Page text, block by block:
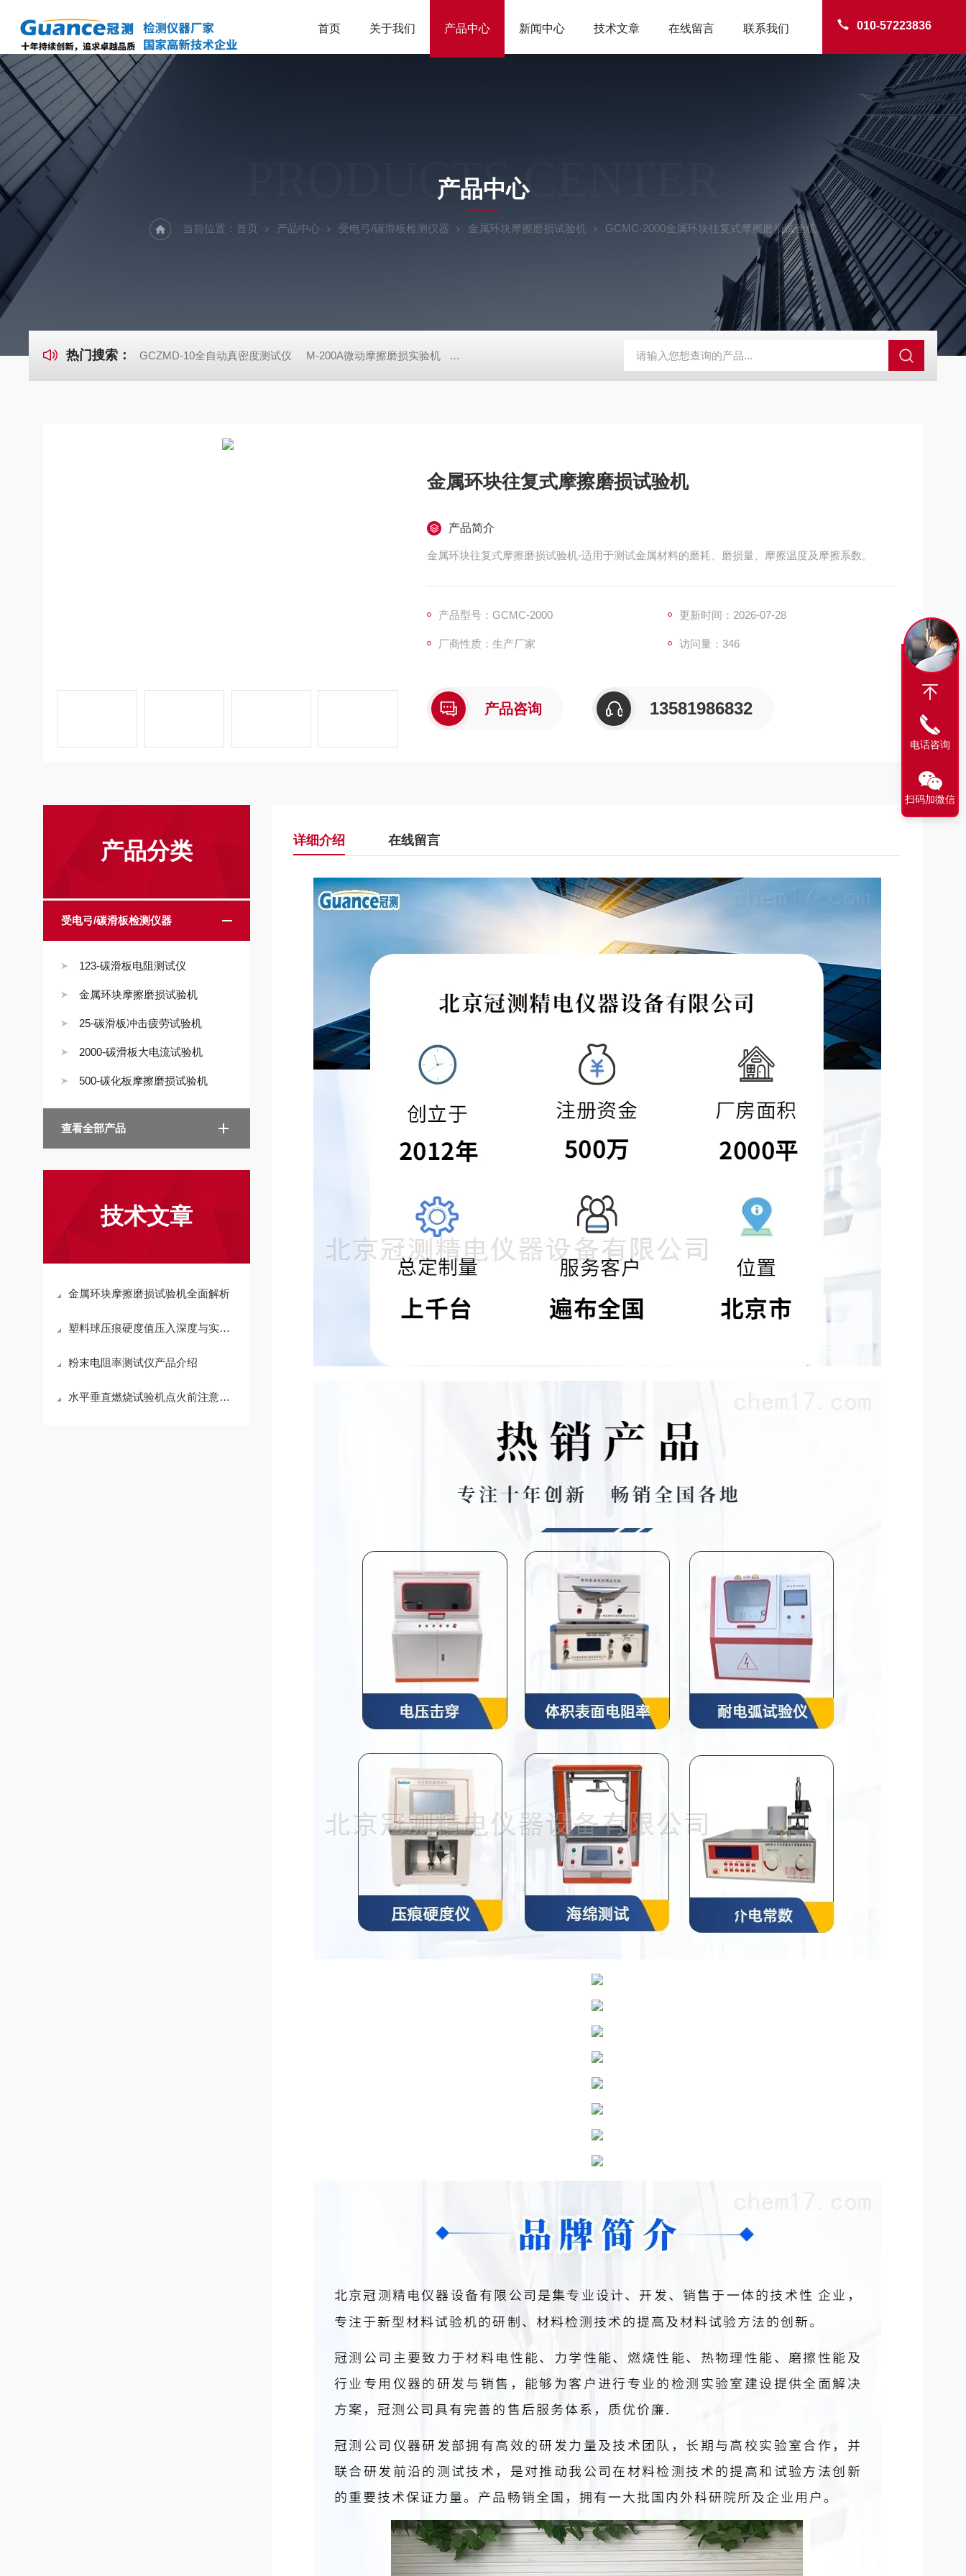
010-57223836
首页 关于我们 产品中心 新闻中心 技术文章 在线留言 联系我们
PRODUCTS CENTER
产品中心
当前位置： 首页 产品中心 受电弓/碳滑板检测仪器 金属环块摩擦磨损试验机 GCMC-2000金属环块往复式摩擦磨损试验机
热门搜索： GCZMD-10全自动真密度测试仪 M-200A微动摩擦磨损实验机 GCDDJ-50Kv电压击穿试验仪-微机控制 GCDDJ-50Kv绝缘材料电压击穿强度试验机 GCDDJ-100Kv
金属环块往复式摩擦磨损试验机
产品简介
金属环块往复式摩擦磨损试验机-适用于测试金属材料的磨耗、磨损量、摩擦温度及摩擦系数。
产品型号：GCMC-2000 更新时间：2026-07-28
厂商性质：生产厂家 访问量：346
产品咨询 13581986832
产品分类
受电弓/碳滑板检测仪器
123-碳滑板电阻测试仪
金属环块摩擦磨损试验机
25-碳滑板冲击疲劳试验机
2000-碳滑板大电流试验机
500-碳化板摩擦磨损试验机
查看全部产品
技术文章
金属环块摩擦磨损试验机全面解析
塑料球压痕硬度值压入深度与实验负荷的函数关系表
粉末电阻率测试仪产品介绍
水平垂直燃烧试验机点火前注意事项
详细介绍 在线留言
电话咨询
扫码加微信